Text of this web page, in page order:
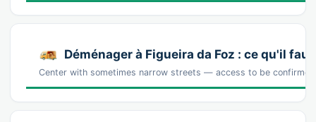
Déménager à Figueira da Foz : ce qu'il
Center with sometimes narrow streets — access to be